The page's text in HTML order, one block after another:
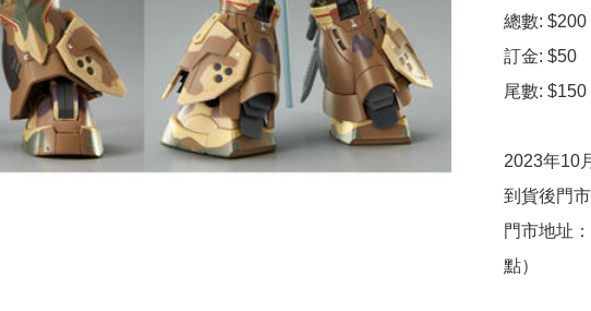
總數: $200
訂金: $50
尾數: $150
2023年10
到貨後門
門市地址
點）